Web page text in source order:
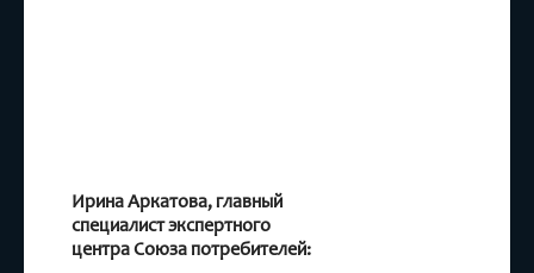
Ирина Аркатова, главный
специалист экспертного
центра Союза потребителей: